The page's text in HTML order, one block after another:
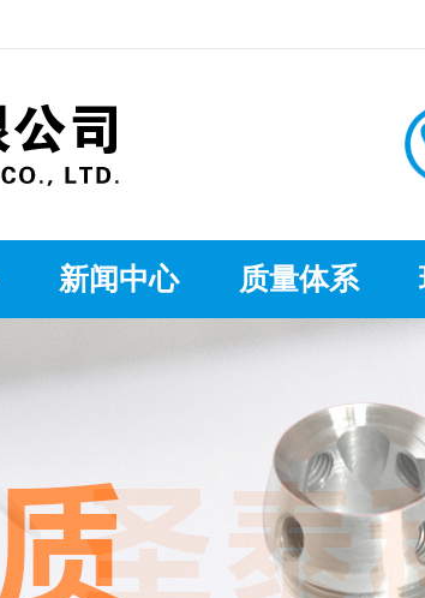
新闻中心 质量体系